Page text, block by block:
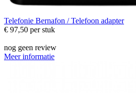
Telefonie Bernafon / Telefoon adapter
€ 97,50 per stuk
nog geen review
Meer informatie